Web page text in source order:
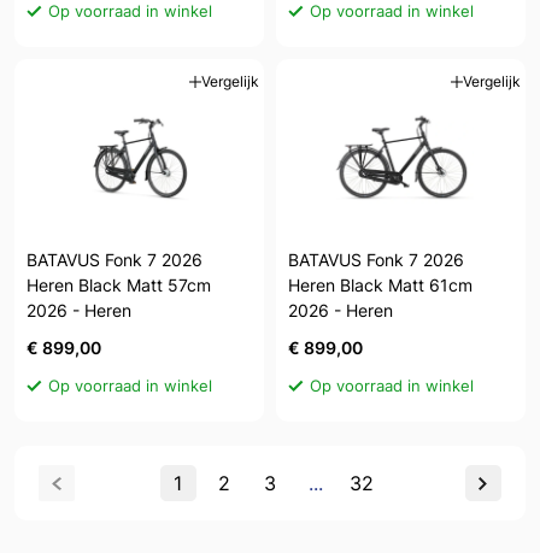
Op voorraad in winkel Op voorraad in winkel
Vergelijk
BATAVUS Fonk 7 2026
Heren Black Matt 57cm
2026 - Heren
€ 899,00
Op voorraad in winkel
Vergelijk
BATAVUS Fonk 7 2026
Heren Black Matt 61cm
2026 - Heren
€ 899,00
Op voorraad in winkel
1 2 3 ... 32